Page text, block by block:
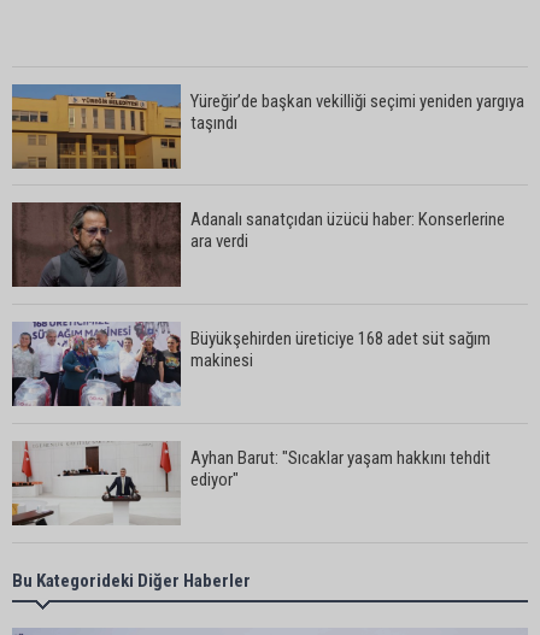
Yüreğir’de başkan vekilliği seçimi yeniden yargıya
taşındı
Adanalı sanatçıdan üzücü haber: Konserlerine
ara verdi
Büyükşehirden üreticiye 168 adet süt sağım
makinesi
Ayhan Barut: "Sıcaklar yaşam hakkını tehdit
ediyor"
ASKİ'den Bakımyurdu Caddesi'nde içme suyu
altyapısına güçlü yatırım
Bu Kategorideki Diğer Haberler